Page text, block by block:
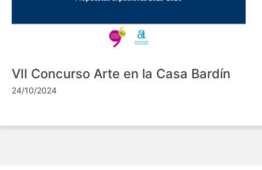
VII Concurso Arte en la Casa Bardín
24/10/2024